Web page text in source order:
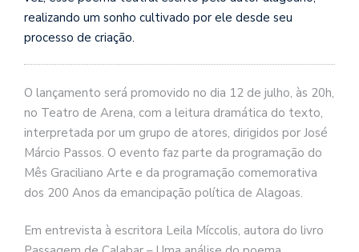
realizando um sonho cultivado por ele desde seu
processo de criação.
O lançamento será promovido no dia 12 de julho, às 20h,
no Teatro de Arena, com a leitura dramática do texto,
interpretada por um grupo de atores, dirigidos por José
Márcio Passos. O evento faz parte da programação do
Mês Graciliano Arte e da programação comemorativa
dos 200 Anos da emancipação política de Alagoas.
Em entrevista à escritora Leila Míccolis, autora do livro